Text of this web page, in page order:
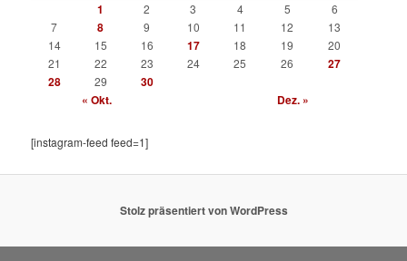
1
2 3 4 5
6
7
8 9 10 11 12
13
14
15 16 17 18 19
20
21
22 23 24 25 26
27
28
29
30
« Okt.
Dez. »
[instagram-feed feed=1]
Stolz präsentiert von WordPress